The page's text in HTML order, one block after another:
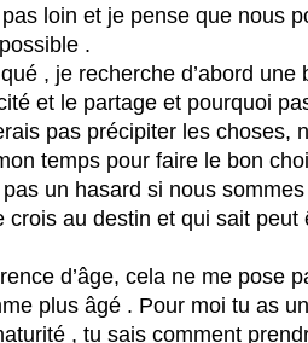
pas loin et je pense que nous
.
, je recherche d’abord
et le partage et pourquoi
pas précipiter les choses,
temps pour faire le bon
pas un hasard si nous
crois au destin et qui sait peut
d’âge, cela ne me pose
plus âgé . Pour moi tu as
, tu sais comment